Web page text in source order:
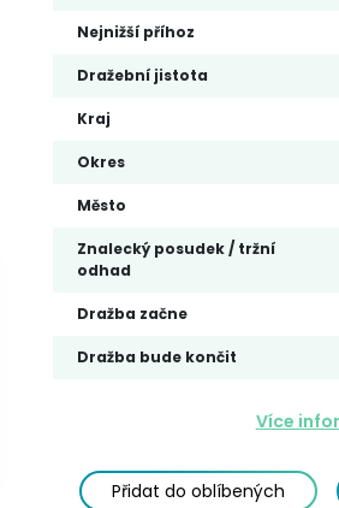
Nejnižší příhoz
Dražební jistota
Kraj
Okres
Město
Znalecký posudek / tržní
odhad
Dražba začne
Dražba bude končit
Více
Přidat do oblíbených